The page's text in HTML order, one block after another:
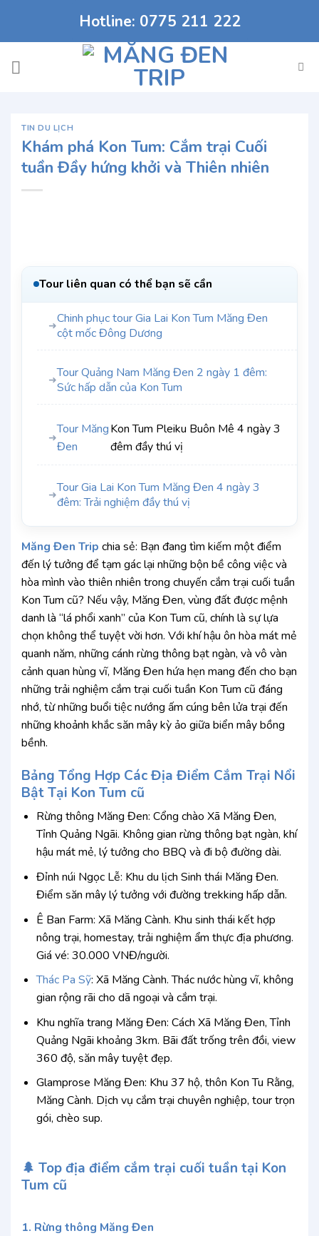
nội
dung
Hotline: 0775 211 222
TIN DU LỊCH
Khám phá Kon Tum: Cắm trại Cuối
tuần Đầy hứng khởi và Thiên nhiên
Tour liên quan có thể bạn sẽ cần
➜Chinh phục tour Gia Lai Kon Tum Măng Đen
cột mốc Đông Dương
➜Tour Quảng Nam Măng Đen 2 ngày 1 đêm:
Sức hấp dẫn của Kon Tum
➜
Tour Măng
Đen
Kon Tum Pleiku Buôn Mê 4 ngày 3
đêm đầy thú vị
➜Tour Gia Lai Kon Tum Măng Đen 4 ngày 3
đêm: Trải nghiệm đầy thú vị
Măng Đen Trip chia sẻ: Bạn đang tìm kiếm một điểm
đến lý tưởng để tạm gác lại những bộn bề công việc và
hòa mình vào thiên nhiên trong chuyến cắm trại cuối tuần
Kon Tum cũ? Nếu vậy, Măng Đen, vùng đất được mệnh
danh là “lá phổi xanh” của Kon Tum cũ, chính là sự lựa
chọn không thể tuyệt vời hơn. Với khí hậu ôn hòa mát mẻ
quanh năm, những cánh rừng thông bạt ngàn, và vô vàn
cảnh quan hùng vĩ, Măng Đen hứa hẹn mang đến cho bạn
những trải nghiệm cắm trại cuối tuần Kon Tum cũ đáng
nhớ, từ những buổi tiệc nướng ấm cúng bên lửa trại đến
những khoảnh khắc săn mây kỳ ảo giữa biển mây bồng
bềnh.
Bảng Tổng Hợp Các Địa Điểm Cắm Trại Nổi
Bật Tại Kon Tum cũ
Rừng thông Măng Đen: Cổng chào Xã Măng Đen,
Tỉnh Quảng Ngãi. Không gian rừng thông bạt ngàn, khí
hậu mát mẻ, lý tưởng cho BBQ và đi bộ đường dài.
Đỉnh núi Ngọc Lễ: Khu du lịch Sinh thái Măng Đen.
Điểm săn mây lý tưởng với đường trekking hấp dẫn.
Ê Ban Farm: Xã Măng Cành. Khu sinh thái kết hợp
nông trại, homestay, trải nghiệm ẩm thực địa phương.
Giá vé: 30.000 VNĐ/người.
Thác Pa Sỹ: Xã Măng Cành. Thác nước hùng vĩ, không
gian rộng rãi cho dã ngoại và cắm trại.
Khu nghĩa trang Măng Đen: Cách Xã Măng Đen, Tỉnh
Quảng Ngãi khoảng 3km. Bãi đất trống trên đồi, view
360 độ, săn mây tuyệt đẹp.
Glamprose Măng Đen: Khu 37 hộ, thôn Kon Tu Rằng,
Măng Cành. Dịch vụ cắm trại chuyên nghiệp, tour trọn
gói, chèo sup.
🌲 Top địa điểm cắm trại cuối tuần tại Kon
Tum cũ
1. Rừng thông Măng Đen